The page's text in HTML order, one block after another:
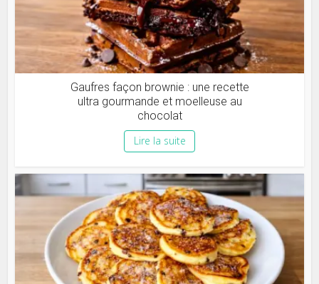
Gaufres façon brownie : une recette
ultra gourmande et moelleuse au
chocolat
Lire la suite